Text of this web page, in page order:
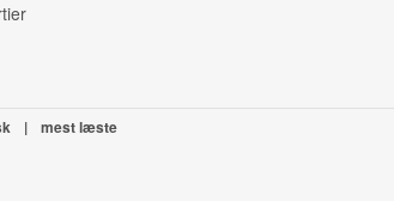
| mest læste